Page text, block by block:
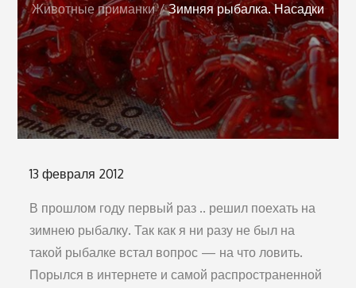
Животные приманки
Зимняя рыбалка. Насадки
Опубликовано
13 февраля 2012
В прошлом году первый раз .. решил поехать на
зимнею рыбалку. Так как я ни разу не был на
такой рыбалке встал вопрос — на что ловить.
Порылся в интернете и самой распространенной